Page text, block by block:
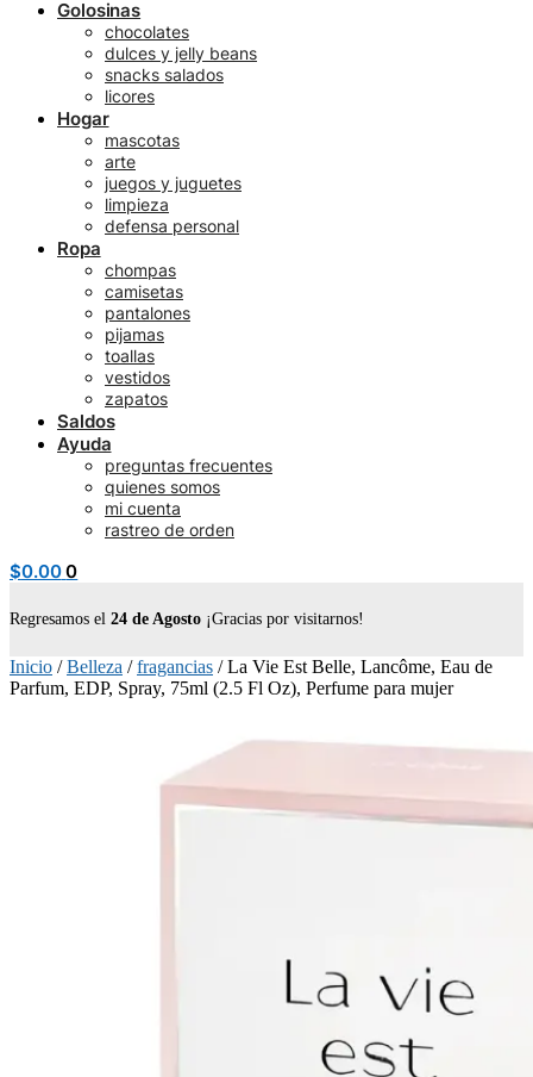
Golosinas
chocolates
dulces y jelly beans
snacks salados
licores
Hogar
mascotas
arte
juegos y juguetes
limpieza
defensa personal
Ropa
chompas
camisetas
pantalones
pijamas
toallas
vestidos
zapatos
Saldos
Ayuda
preguntas frecuentes
quienes somos
mi cuenta
rastreo de orden
$0.00 0
Regresamos el 24 de Agosto ¡Gracias por visitarnos!
Inicio /Belleza /fragancias /La Vie Est Belle, Lancôme, Eau de
Parfum, EDP, Spray, 75ml (2.5 Fl Oz), Perfume para mujer